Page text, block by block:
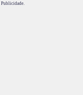
Publicidade.